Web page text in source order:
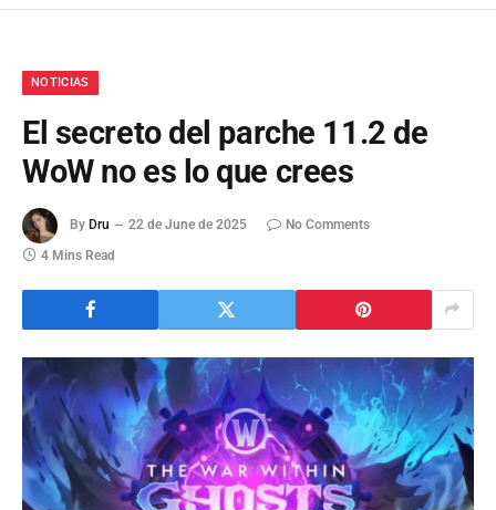
NOTICIAS
El secreto del parche 11.2 de
WoW no es lo que crees
By Dru 22 de June de 2025
No Comments
4 Mins Read